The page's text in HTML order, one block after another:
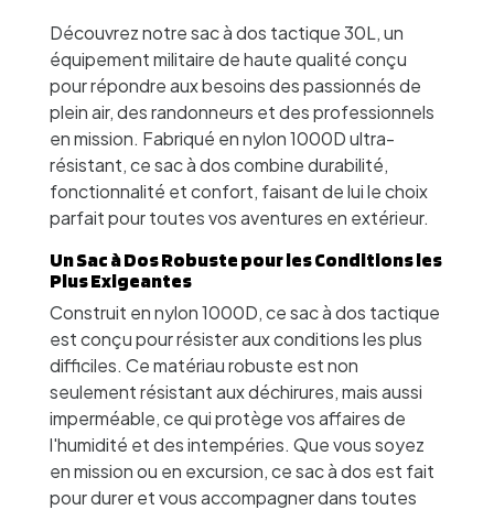
Découvrez notre sac à dos tactique 30L, un
équipement militaire de haute qualité conçu
pour répondre aux besoins des passionnés de
plein air, des randonneurs et des professionnels
en mission. Fabriqué en nylon 1000D ultra-
résistant, ce sac à dos combine durabilité,
fonctionnalité et confort, faisant de lui le choix
parfait pour toutes vos aventures en extérieur.
Un Sac à Dos Robuste pour les Conditions les
Plus Exigeantes
Construit en nylon 1000D, ce sac à dos tactique
est conçu pour résister aux conditions les plus
difficiles. Ce matériau robuste est non
seulement résistant aux déchirures, mais aussi
imperméable, ce qui protège vos affaires de
l'humidité et des intempéries. Que vous soyez
en mission ou en excursion, ce sac à dos est fait
pour durer et vous accompagner dans toutes